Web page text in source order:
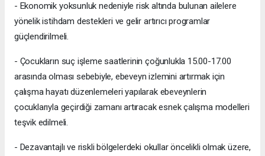
- Ekonomik yoksunluk nedeniyle risk altında bulunan ailelere
yönelik istihdam destekleri ve gelir artırıcı programlar
güçlendirilmeli.
- Çocukların suç işleme saatlerinin çoğunlukla 15.00-17.00
arasında olması sebebiyle, ebeveyn izlemini artırmak için
çalışma hayatı düzenlemeleri yapılarak ebeveynlerin
çocuklarıyla geçirdiği zamanı artıracak esnek çalışma modelleri
teşvik edilmeli.
- Dezavantajlı ve riskli bölgelerdeki okullar öncelikli olmak üzere,